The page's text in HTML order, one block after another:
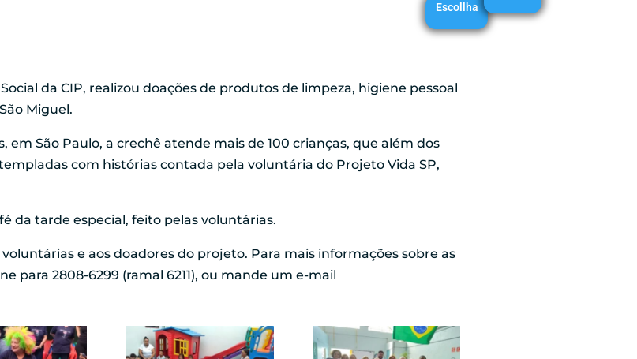
Escollha
da CIP, realizou doações de produtos de limpeza, higiene pessoal
Miguel.
em São Paulo, a crechê atende mais de 100 crianças, que além dos
com histórias contada pela voluntária do Projeto Vida SP,
da tarde especial, feito pelas voluntárias.
e aos doadores do projeto. Para mais informações sobre as
para 2808-6299 (ramal 6211), ou mande um e-mail